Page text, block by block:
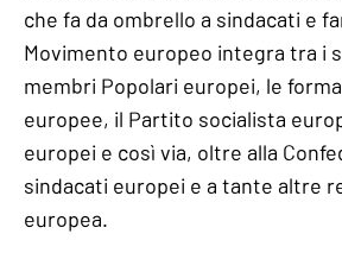
che fa da ombrello a sindacati e
Movimento europeo integra tra i
membri Popolari europei, le
europee, il Partito socialista
europei e così via, oltre alla
sindacati europei e a tante altre
europea.